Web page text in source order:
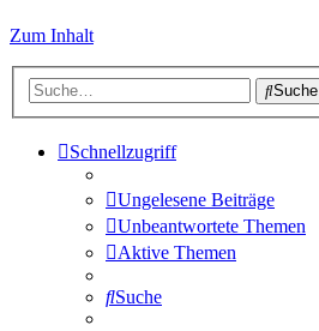
Zum Inhalt
Suche
Schnellzugriff
Ungelesene Beiträge
Unbeantwortete Themen
Aktive Themen
Suche